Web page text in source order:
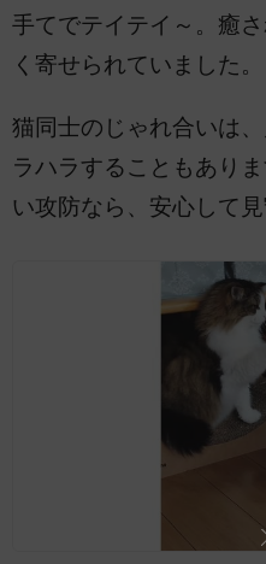
手てでテイテイ～。癒
く寄せられていました。
猫同士のじゃれ合いは
ラハラすることもあり
い攻防なら、安心して見